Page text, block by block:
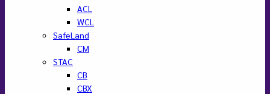
ACL
WCL
SafeLand
CM
STAC
CB
CBX